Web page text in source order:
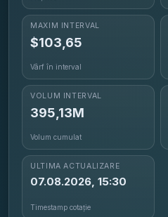
MAXIM INTERVAL
$103,65
Vârf în interval
VOLUM INTERVAL
395,13M
Volum cumulat
ULTIMA ACTUALIZARE
07.08.2026, 15:30
Timestamp cotație